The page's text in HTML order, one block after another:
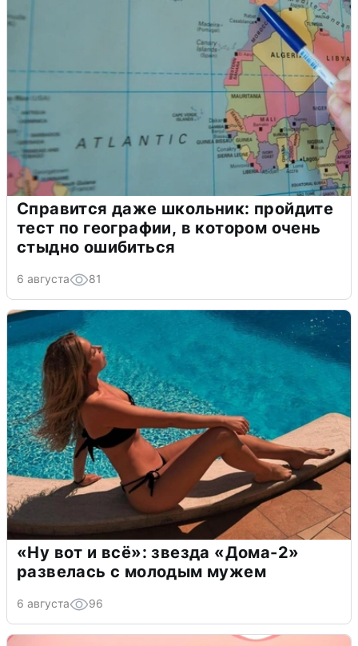
Справится даже школьник: пройдите
тест по географии, в котором очень
стыдно ошибиться
6 августа 81
«Ну вот и всё»: звезда «Дома-2»
развелась с молодым мужем
6 августа 96